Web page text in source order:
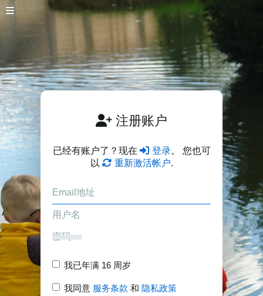
注册账户
已经有账户了？现在 登录。 您也可
以
重新激活帐户.
我已年满 16 周岁
我同意 服务条款 和 隐私政策